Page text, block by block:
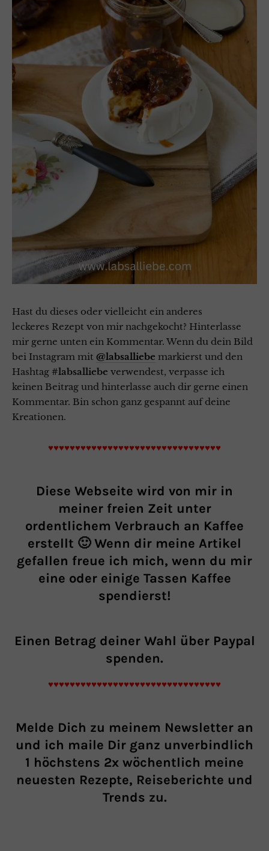
Hast du dieses oder vielleicht ein anderes
leckeres Rezept von mir nachgekocht? Hinterlasse
mir gerne unten ein Kommentar. Wenn du dein Bild
bei Instagram mit @labsalliebe markierst und den
Hashtag #labsalliebe verwendest, verpasse ich
keinen Beitrag und hinterlasse auch dir gerne einen
Kommentar. Bin schon ganz gespannt auf deine
Kreationen.
♥♥♥♥♥♥♥♥♥♥♥♥♥♥♥♥♥♥♥♥♥♥♥♥♥♥♥♥♥♥♥♥
Diese Webseite wird von mir in
meiner freien Zeit unter
ordentlichem Verbrauch an Kaffee
erstellt 🙂 Wenn dir meine Artikel
gefallen freue ich mich, wenn du mir
eine oder einige Tassen Kaffee
spendierst!
Einen Betrag deiner Wahl über Paypal
spenden.
♥♥♥♥♥♥♥♥♥♥♥♥♥♥♥♥♥♥♥♥♥♥♥♥♥♥♥♥♥♥♥♥
Melde Dich zu meinem Newsletter an
und ich maile Dir ganz unverbindlich
1 höchstens 2x wöchentlich meine
neuesten Rezepte, Reiseberichte und
Trends zu.